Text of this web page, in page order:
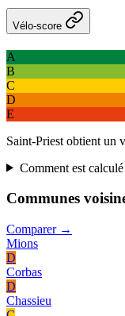
Vélo-score
A
B
C
D
E
Saint-Priest obtient un
Comment est
Communes
Comparer →
Mions
D
Corbas
D
Chassieu